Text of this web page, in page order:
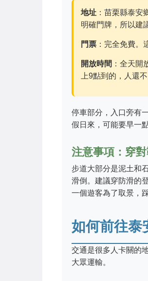
地址 ：苗栗縣泰
明確門牌，所以建
門票 ：完全免費。
開放時間 ：全天
上9點到的，人還
停車部分，入口旁有
假日來，可能要早一
注意事項：穿
步道大部分是泥土和
滑倒。建議穿防滑的
一個遊客為了取景，
如何前往泰
交通是很多人卡關的
大眾運輸。